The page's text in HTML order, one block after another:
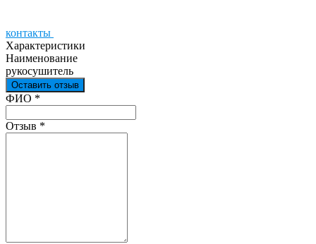
контакты
Характеристики
Наименование
рукосушитель
Оставить отзыв
Ваш отзыв был отправлен!
ФИО *
Отзыв *